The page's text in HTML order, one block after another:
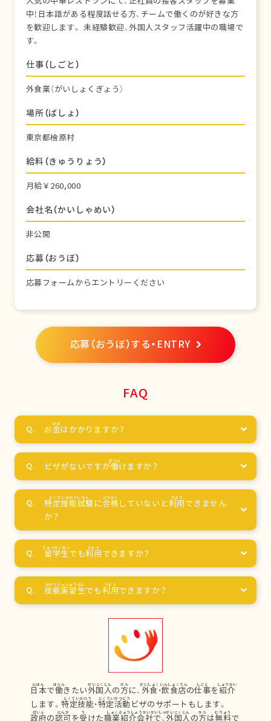
中！日本語がある程度話せる方、チームで働くのが好きな方
を歓迎します。 未経験歓迎、外国人スタッフ活躍中の職場で
す。
仕事（しごと）
外食業（がいしょくぎょう）
場所（ばしょ）
東京都檜原村
給料（きゅうりょう）
月給￥260,000
会社名（かいしゃめい）
非公開
応募（おうぼ）
応募フォームからエントリーください
応募（おうぼ）する・ENTRY
FAQ
お金はかかりますか？
ビザがないですが働けますか？
特定技能試験に合格 していないと利用 できません
か？
留学生でも利用 できますか？
技能実習生でも利用できますか？
日本で働きたい外国人の方に、 外食 ・飲食店の仕事を紹介
します。特定技能・特定活動 ビザのサポートもします。
政府の認可を受けた職業紹介会社で、 外国人の方は無料で